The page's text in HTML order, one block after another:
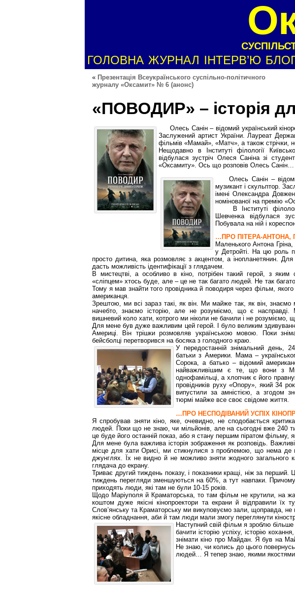
ГОЛОВНА ЖУРНАЛ ІНТЕРВ’Ю
« Презентація Всеукраїнського суспільно-політичного
журналу «Оксамит» № 6 (анонс)
«ПОВОДИР» – історія
Олесь Санін – відомий український
Заслужений артист України. Лауреат
фільмів «Мамай», «Матч», а також стрічки,
Нещодавно в Інституті філології
відбулася зустріч Олеся Саніна зі
«Оксамиту». Ось що розповів Олесь Санін…
Олесь Санін –
музикант і скульптор.
імені Олександра
номінованої на премію
В Інституті
Шевченка відбулася
Побувала на ній і
…ПРО ПІТЕРА-АНТОНА,
Маленького Антона
у Детройті. На цю роль
просто дитина, яка розмовляє з акцентом, а інопланетянин.
дасть можливість ідентифікації з глядачем.
В мистецтві, а особливо в кіно, потрібен такий герой, з
«сліпцем» хтось буде, але – це не так багато людей. Не так
Тому я мав знайти того провідника й поводиря через фільм,
американця.
Зрештою, ми всі зараз такі, як він. Ми майже так, як він,
начебто, знаємо історію, але не розуміємо, що є
вишневий коло хати, котрого ми ніколи не бачили і не розуміємо,
Для мене був дуже важливим цей герой. І було великим
Америці. Він трішки розмовляв українською мовою. Поки
бейсболці перетворився на босяка з голодного краю.
У передостанній знімальний день,
батьки з Америки. Мама –
Сорока, а батько – відомий
найважливішим є те, що вони з
однофамільці, а хлопчик є його
провідників руху «Опору», який 34
випустили за амністією, а згодом
тюрмі майже все своє свідоме життя.
…ПРО НЕСПОДІВАНИЙ УСПІХ
Я спробував зняти кіно, яке, очевидно, не сподобається
людей. Поки що не знаю, чи мільйонів, але на сьогодні вже 240
це буде його останній показ, або я стану першим піратом фільму,
Для мене була важлива історія зображення як розповідь.
місце для хати Орисі, ми стикнулися з проблемою, що нема де
джунглях. Їх не видно й не можливо зняти жодного
глядача до екрану.
Триває другий тиждень показу, і показники кращі, ніж за перший.
тиждень перегляди зменшуються на 60%, а тут навпаки.
приходять люди, які там не були 10-15 років.
Щодо Маріуполя й Краматорська, то там фільм не крутили, на
коштом дуже якісні кінопроектори та екрани й відправили
Слов’янську та Краматорську ми викуповуємо зали, щоправда, не
якісне обладнання, аби й там люди мали змогу переглянути
Наступний свій фільм я зроблю
бачити історію успіху, історію
знімати кіно про Майдан. Я був на
Не знаю, чи колись до цього
людей… Я тепер знаю, якими якостями